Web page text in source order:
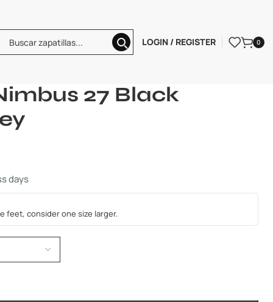
LOGIN / REGISTER 0
27 Black
days
feet, consider one size larger.